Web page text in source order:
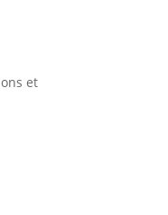
et